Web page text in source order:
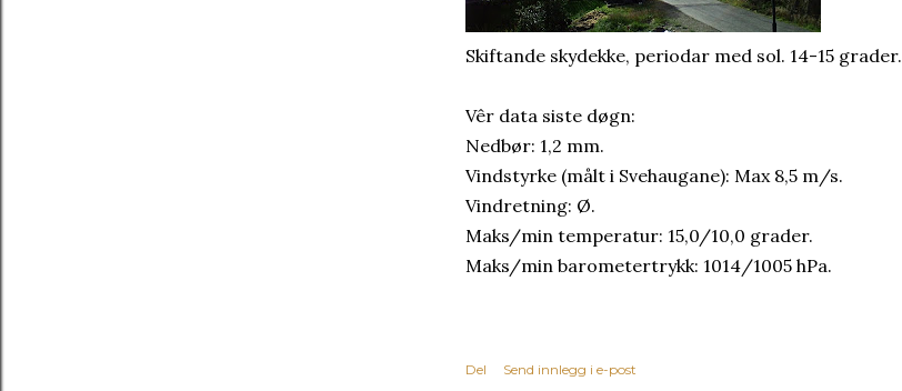
Skiftande skydekke, periodar med sol. 14-15 grader.
Vêr data siste døgn:
Nedbør: 1,2 mm.
Vindstyrke (målt i Svehaugane): Max 8,5 m/s.
Vindretning: Ø.
Maks/min temperatur: 15,0/10,0 grader.
Maks/min barometertrykk: 1014/1005 hPa.
Del Send innlegg i e-post